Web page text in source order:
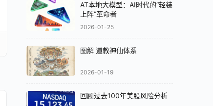
AT本地大模型：AI时代的“轻装
上阵”革命者
2026-01-25
图解 道教神仙体系
2026-01-19
回顾过去100年美股风险分析